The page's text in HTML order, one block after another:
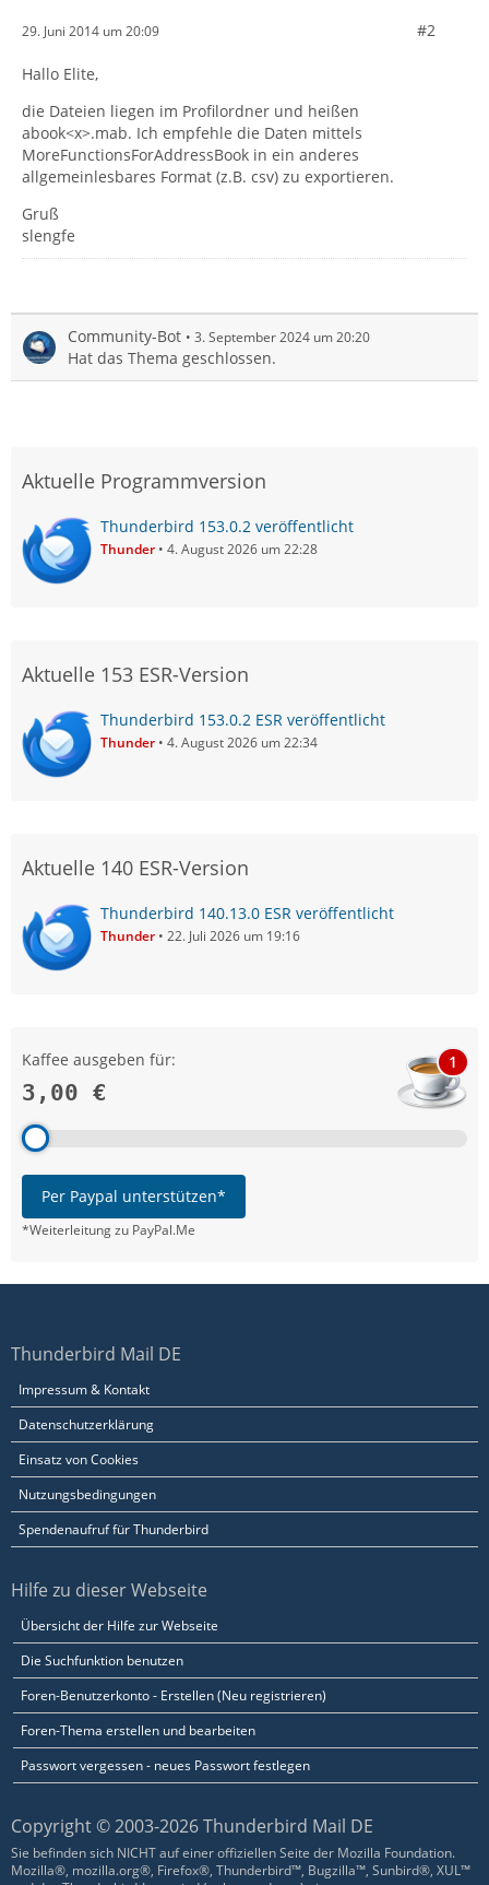
29. Juni 2014 um 20:09 #2
Hallo Elite,
die Dateien liegen im Profilordner und heißen
abook<x>.mab. Ich empfehle die Daten mittels
MoreFunctionsForAddressBook in ein anderes
allgemeinlesbares Format (z.B. csv) zu exportieren.
Gruß
slengfe
Community-Bot 3. September 2024 um 20:20
Hat das Thema geschlossen.
Aktuelle Programmversion
Thunderbird 153.0.2 veröffentlicht
Thunder 4. August 2026 um 22:28
Aktuelle 153 ESR-Version
Thunderbird 153.0.2 ESR veröffentlicht
Thunder 4. August 2026 um 22:34
Aktuelle 140 ESR-Version
Thunderbird 140.13.0 ESR veröffentlicht
Thunder 22. Juli 2026 um 19:16
Kaffee ausgeben für:
3,00 €
1
Per Paypal unterstützen*
*Weiterleitung zu PayPal.Me
Thunderbird Mail DE
Impressum & Kontakt
Datenschutzerklärung
Einsatz von Cookies
Nutzungsbedingungen
Spendenaufruf für Thunderbird
Hilfe zu dieser Webseite
Übersicht der Hilfe zur Webseite
Die Suchfunktion benutzen
Foren-Benutzerkonto - Erstellen (Neu registrieren)
Foren-Thema erstellen und bearbeiten
Passwort vergessen - neues Passwort festlegen
Copyright © 2003-2026 Thunderbird Mail DE
Sie befinden sich NICHT auf einer offiziellen Seite der Mozilla Foundation.
Mozilla®, mozilla.org®, Firefox®, Thunderbird™, Bugzilla™, Sunbird®, XUL™